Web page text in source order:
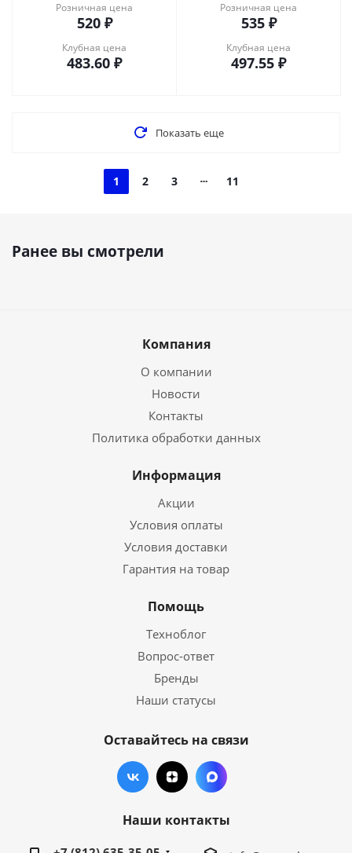
Розничная цена
520₽
Клубная цена
483.60 ₽
Розничная цена
535₽
Клубная цена
497.55 ₽
Показать еще
1 2 3 11
Ранее вы смотрели
Компания
О компании
Новости
Контакты
Политика обработки данных
Информация
Акции
Условия оплаты
Условия доставки
Гарантия на товар
Помощь
Техноблог
Вопрос-ответ
Бренды
Наши статусы
Оставайтесь на связи
Наши контакты